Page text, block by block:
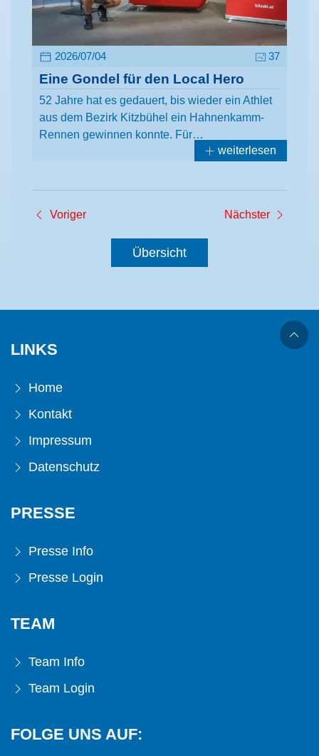
2026/07/04 37
Eine Gondel für den Local Hero
52 Jahre hat es gedauert, bis wieder ein Athlet
aus dem Bezirk Kitzbühel ein Hahnenkamm-
Rennen gewinnen konnte. Für…
weiterlesen
Voriger Nächster
Übersicht
LINKS
Home
Kontakt
Impressum
Datenschutz
PRESSE
Presse Info
Presse Login
TEAM
Team Info
Team Login
FOLGE UNS AUF: